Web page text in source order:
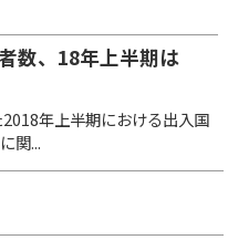
数、18年上半期は
年上半期における出入国
関...